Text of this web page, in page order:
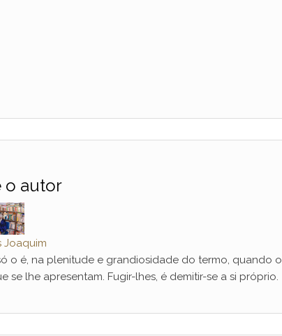
o autor
Joaquim
só o é, na plenitude e grandiosidade do termo, quando o
lhe apresentam. Fugir-lhes, é demitir-se a si próprio.